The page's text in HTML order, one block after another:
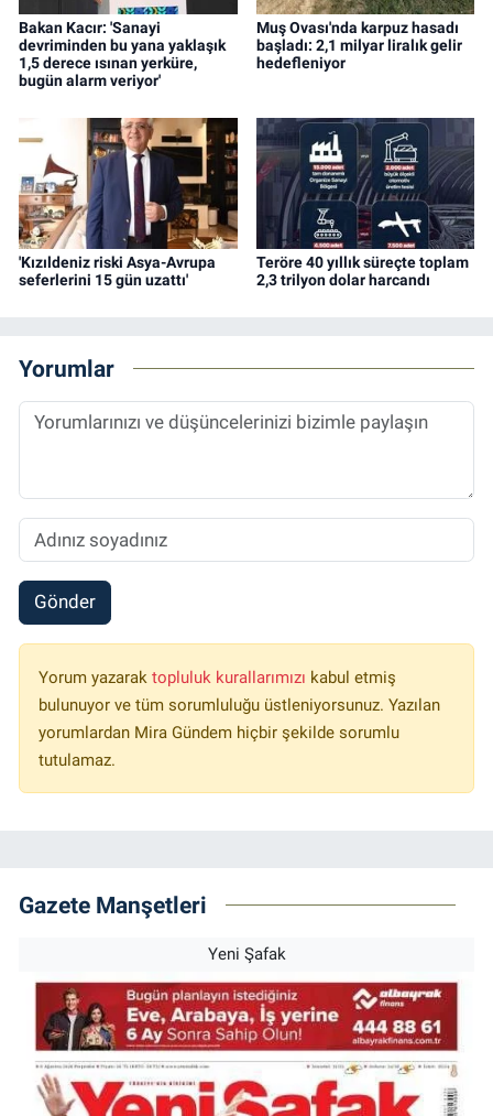
Bakan Kacır: 'Sanayi
devriminden bu yana yaklaşık
1,5 derece ısınan yerküre,
bugün alarm veriyor'
Muş Ovası'nda karpuz hasadı
başladı: 2,1 milyar liralık gelir
hedefleniyor
'Kızıldeniz riski Asya-Avrupa
seferlerini 15 gün uzattı'
Teröre 40 yıllık süreçte toplam
2,3 trilyon dolar harcandı
Yorumlar
Gönder
Yorum yazarak topluluk kurallarımızı kabul etmiş
bulunuyor ve tüm sorumluluğu üstleniyorsunuz. Yazılan
yorumlardan Mira Gündem hiçbir şekilde sorumlu
tutulamaz.
Gazete Manşetleri
Yeni Şafak